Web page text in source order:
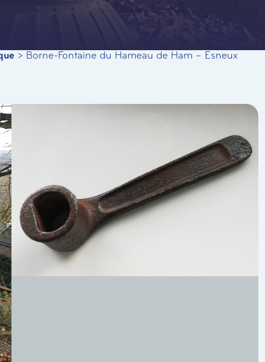
> Borne-Fontaine du Hameau de Ham – Esneux